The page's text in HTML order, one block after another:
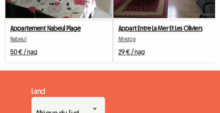
Appartement Nabeul Plage
Nabeul‎
50 € / nag
Appart Entre La Mer Et Les Oliviers
Mrezga
29 € / nag
Land